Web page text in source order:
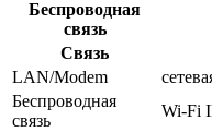
Беспроводная
связь
Связь
LAN/Modem
Беспроводная
связь
Wi-Fi